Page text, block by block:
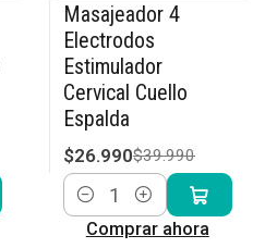
-33% OFF
Masajeador 4
Electrodos
Estimulador
Cervical Cuello
Espalda
$26.990$39.990
Cantidad
Comprar ahora